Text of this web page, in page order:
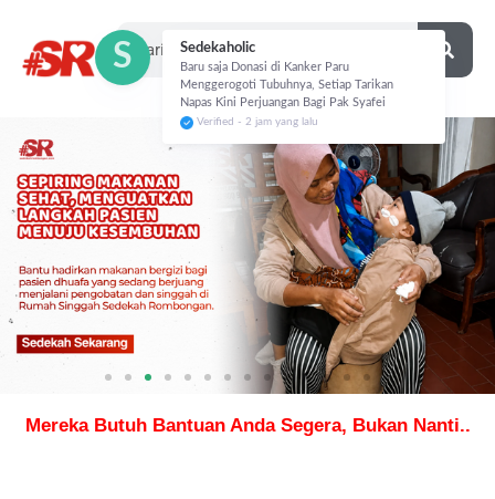
S Sedekaholic
Baru saja Donasi di Kanker Paru
Menggerogoti Tubuhnya, Setiap Tarikan
Napas Kini Perjuangan Bagi Pak Syafei
Verified - 2 jam yang lalu
Mereka Butuh Bantuan Anda Segera, Bukan Nanti..